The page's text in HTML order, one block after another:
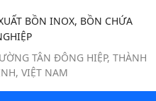
BỒN INOX, BỒN CHỨA
TÂN ĐÔNG HIỆP, THÀNH
VIỆT NAM